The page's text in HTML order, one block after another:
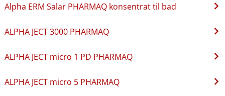
Alpha ERM Salar PHARMAQ konsentrat til bad
ALPHA JECT 3000 PHARMAQ
ALPHA JECT micro 1 PD PHARMAQ
ALPHA JECT micro 5 PHARMAQ